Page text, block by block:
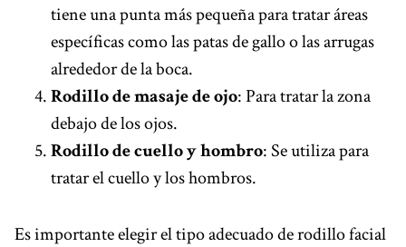
tiene una punta más pequeña para tratar áreas
específicas como las patas de gallo o las arrugas
alrededor de la boca.
Rodillo de masaje de ojo: Para tratar la zona
debajo de los ojos.
Rodillo de cuello y hombro: Se utiliza para
tratar el cuello y los hombros.
Es importante elegir el tipo adecuado de rodillo facial